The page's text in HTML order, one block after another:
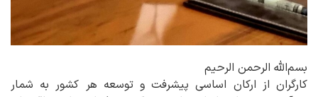
بسم‌الله الرحمن الرحیم
کارگران از ارکان اساسی پیشرفت و توسعه هر کشور به شمار